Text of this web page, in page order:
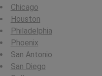
Chicago
Houston
Philadelphia
Phoenix
San Antonio
San Diego